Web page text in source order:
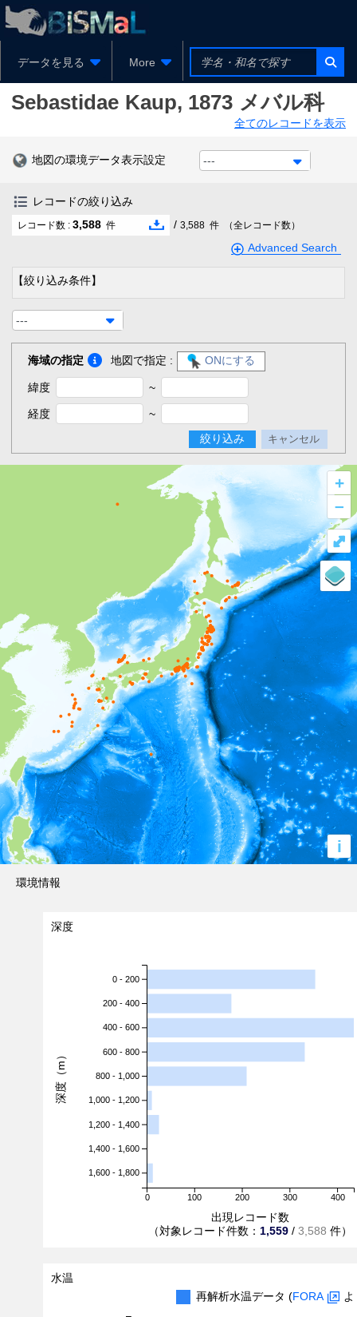
データを見る More
Sebastidae Kaup, 1873 メバル科
全てのレコードを表示
地図の環境データ表示設定 ---
レコードの絞り込み
レコード数 : 3,588 件 / 3,588 件 （全レコード数）
Advanced Search
【絞り込み条件】
---
海域の指定 地図で指定 : ONにする
緯度 ~
経度
~
絞り込み
キャンセル
+
–
i
⤢
環境情報
深度
0 100 200 300 400
0 - 200
200 - 400
400 - 600
600 - 800
800 - 1,000
1,000 - 1,200
1,200 - 1,400
1,400 - 1,600
1,600 - 1,800
出現レコード数
（対象レコード件数： 1,559 / 3,588 件）
深度（m）
水温
再解析水温データ (FORA